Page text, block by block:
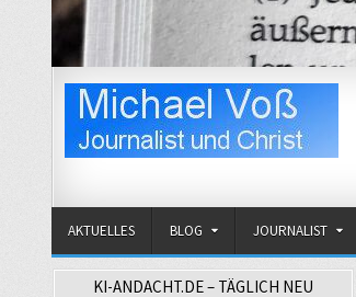
AKTUELLES BLOG JOURNALIST
KI-ANDACHT.DE – TÄGLICH NEU